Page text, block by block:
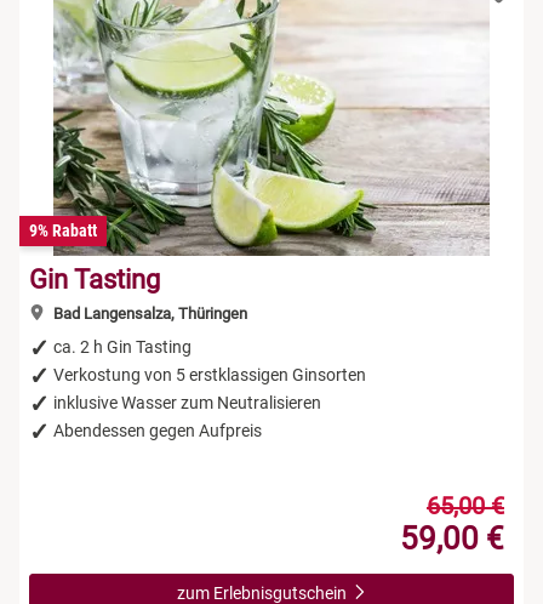
9% Rabatt
Gin Tasting
Bad Langensalza, Thüringen
ca. 2 h Gin Tasting
Verkostung von 5 erstklassigen Ginsorten
inklusive Wasser zum Neutralisieren
Abendessen gegen Aufpreis
65,00 €
59,00 €
zum Erlebnisgutschein